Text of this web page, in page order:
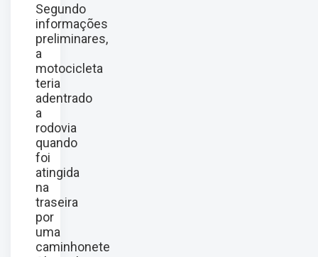
Segundo
informações
preliminares,
a
motocicleta
teria
adentrado
a
rodovia
quando
foi
atingida
na
traseira
por
uma
caminhonete